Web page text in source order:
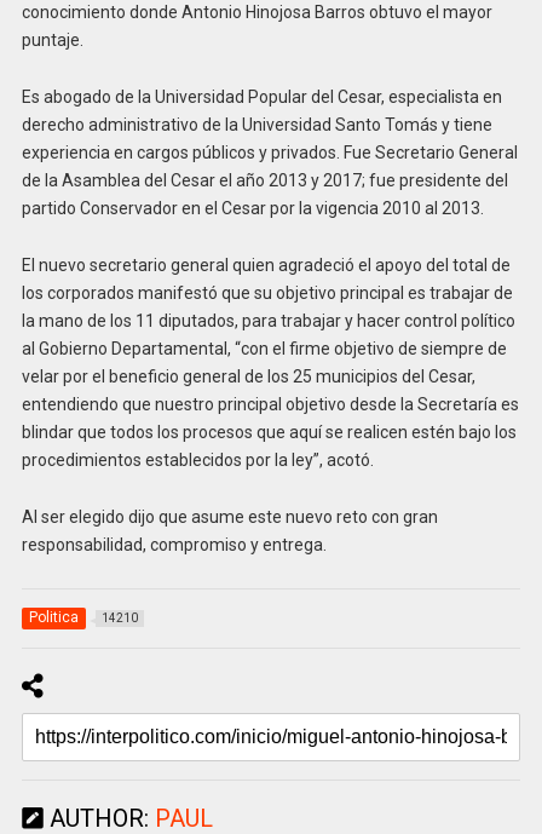
conocimiento donde Antonio Hinojosa Barros obtuvo el mayor
puntaje.
Es abogado de la Universidad Popular del Cesar, especialista en
derecho administrativo de la Universidad Santo Tomás y tiene
experiencia en cargos públicos y privados. Fue Secretario General
de la Asamblea del Cesar el año 2013 y 2017; fue presidente del
partido Conservador en el Cesar por la vigencia 2010 al 2013.
El nuevo secretario general quien agradeció el apoyo del total de
los corporados manifestó que su objetivo principal es trabajar de
la mano de los 11 diputados, para trabajar y hacer control político
al Gobierno Departamental, “con el firme objetivo de siempre de
velar por el beneficio general de los 25 municipios del Cesar,
entendiendo que nuestro principal objetivo desde la Secretaría es
blindar que todos los procesos que aquí se realicen estén bajo los
procedimientos establecidos por la ley”, acotó.
Al ser elegido dijo que asume este nuevo reto con gran
responsabilidad, compromiso y entrega.
Politica 14210
AUTHOR: PAUL